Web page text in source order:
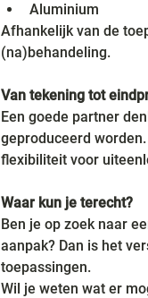
Aluminium
Afhankelijk van de
(na)behandeling.
Van tekening tot
Een goede partner
geproduceerd
flexibiliteit voor
Waar kun je terecht?
Ben je op zoek naar
aanpak? Dan is het
toepassingen.
Wil je weten wat er